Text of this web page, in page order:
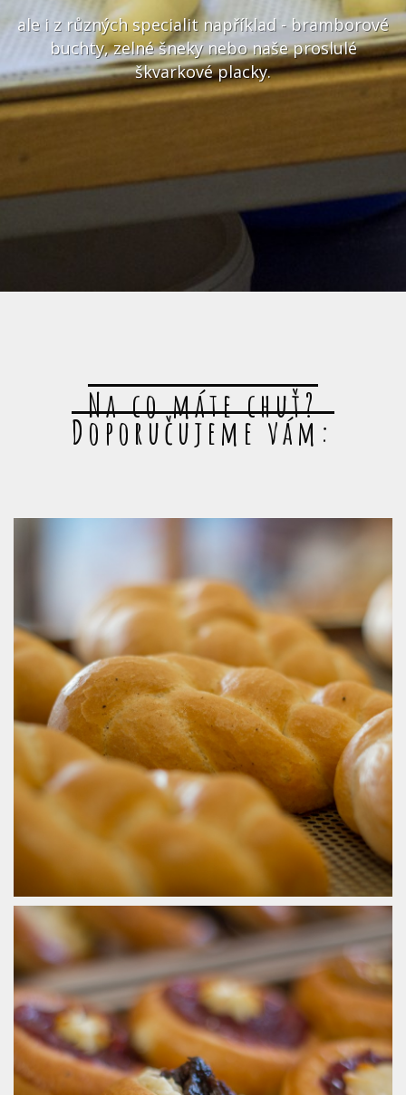
ale i z různých specialit například - bramborové
buchty, zelné šneky nebo naše proslulé
škvarkové placky.
Na co máte chuť?
Doporučujeme vám: